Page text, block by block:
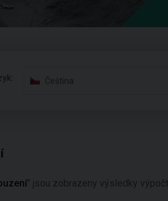
Čeština
" jsou zobrazeny výsledky